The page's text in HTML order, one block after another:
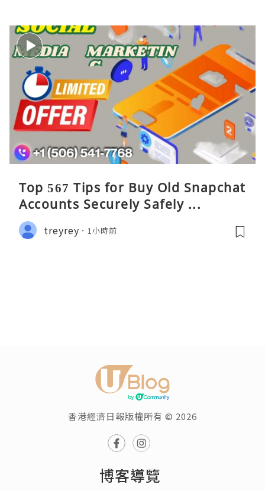
Top 567 Tips for Buy Old Snapchat
Accounts Securely Safely ...
treyrey 1小時前
香港經濟日報版權所有 © 2026
博客導覽